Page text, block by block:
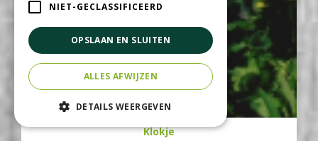
Klokje
NIET-GECLASSIFICEERD
OPSLAAN EN SLUITEN
ALLES AFWIJZEN
DETAILS WEERGEVEN